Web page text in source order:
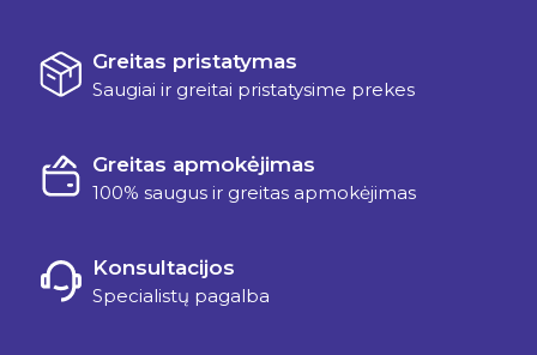
Greitas pristatymas
Saugiai ir greitai pristatysime prekes
Greitas apmokėjimas
100% saugus ir greitas apmokėjimas
Konsultacijos
Specialistų pagalba